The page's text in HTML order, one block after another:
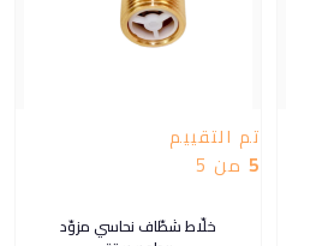
تم التقييم
5 من 5
خلّاط شطّاف نحاسي مزوّد